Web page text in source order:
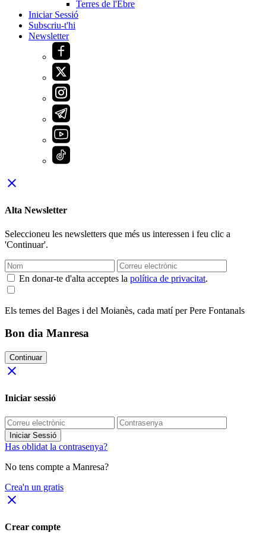
Terres de l'Ebre
Iniciar Sessió
Subscriu-t'hi
Newsletter
close
Alta Newsletter
Seleccioneu les newsletters que més us interessen i feu clic a
'Continuar'.
En donar-te d'alta acceptes la política de privacitat.
Els temes del Bages i del Moianès, cada matí per Pere Fontanals
Bon dia Manresa
Continuar
close
Iniciar sessió
Iniciar Sessió
Has oblidat la contrasenya?
No tens compte a Manresa?
Crea'n un gratis
close
Crear compte